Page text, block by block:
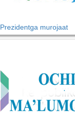
Prezidentga murojaat